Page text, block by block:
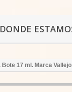
DONDE
17 ml. Marca